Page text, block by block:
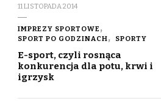
11 LISTOPADA 2014
IMPREZY SPORTOWE
SPORT PO GODZINACH
SPORTY
E-sport, czyli rosnąca
konkurencja dla potu, krwi i
igrzysk